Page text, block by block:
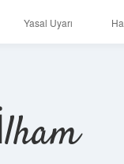
Yasal Uyarı